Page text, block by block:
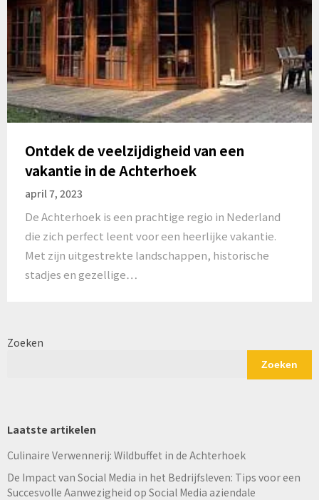
Ontdek de veelzijdigheid van een
vakantie in de Achterhoek
april 7, 2023
De Achterhoek is een prachtige regio in Nederland
die zich perfect leent voor een heerlijke vakantie.
Met zijn uitgestrekte landschappen, historische
stadjes en gezellige…
Zoeken
Zoeken
Laatste artikelen
Culinaire Verwennerij: Wildbuffet in de Achterhoek
De Impact van Social Media in het Bedrijfsleven: Tips voor een
Succesvolle Aanwezigheid op Social Media aziendale